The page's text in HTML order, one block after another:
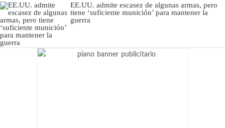
EE.UU. admite escasez de algunas armas, pero
tiene ‘suficiente munición’ para mantener la
guerra